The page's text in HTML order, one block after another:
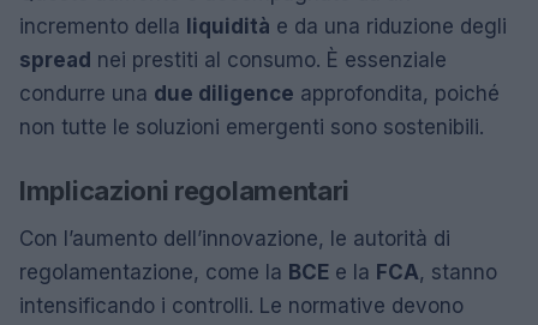
incremento della liquidità e da una riduzione degli
spread nei prestiti al consumo. È essenziale
condurre una due diligence approfondita, poiché
non tutte le soluzioni emergenti sono sostenibili.
Implicazioni regolamentari
Con l’aumento dell’innovazione, le autorità di
regolamentazione, come la BCE e la FCA, stanno
intensificando i controlli. Le normative devono